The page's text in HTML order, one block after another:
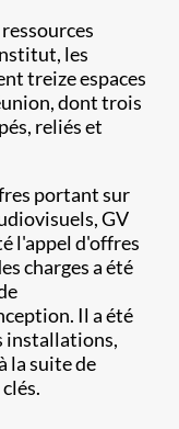
les
treize espaces
dont trois
reliés et
portant sur
GV
l'appel d'offres
charges a été
Il a été
installations,
la suite de